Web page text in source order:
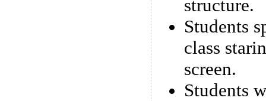
structure.
Students
class
screen.
Students